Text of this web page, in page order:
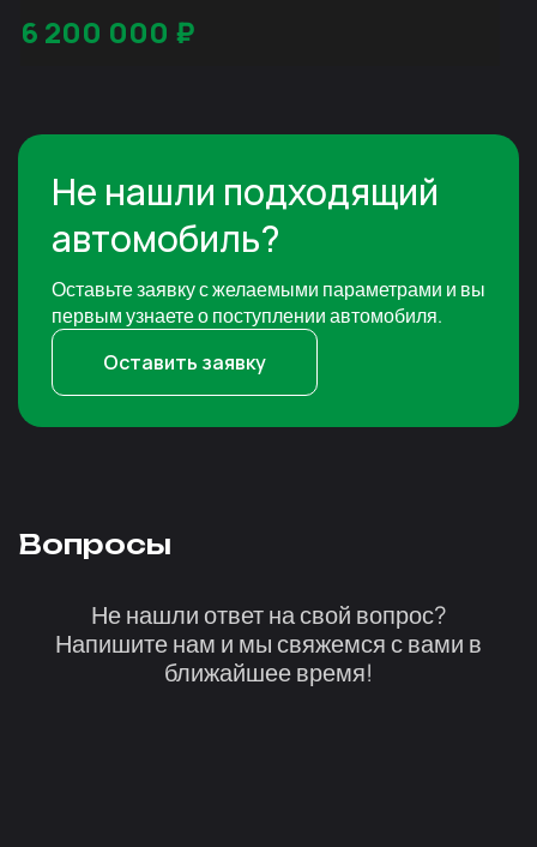
6 200 000 ₽
Не нашли подходящий
автомобиль?
Оставьте заявку с желаемыми параметрами и вы
первым узнаете о поступлении автомобиля.
Оставить заявку
Вопросы
Не нашли ответ на свой вопрос?
Напишите нам и мы свяжемся с вами в
ближайшее время!